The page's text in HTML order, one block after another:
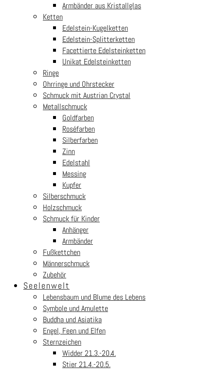
Armbänder aus Kristallglas
Ketten
Edelstein-Kugelketten
Edelstein-Splitterketten
Facettierte Edelsteinketten
Unikat Edelsteinketten
Ringe
Ohrringe und Ohrstecker
Schmuck mit Austrian Crystal
Metallschmuck
Goldfarben
Roséfarben
Silberfarben
Zinn
Edelstahl
Messing
Kupfer
Silberschmuck
Holzschmuck
Schmuck für Kinder
Anhänger
Armbänder
Fußkettchen
Männerschmuck
Zubehör
Seelenwelt
Lebensbaum und Blume des Lebens
Symbole und Amulette
Buddha und Asiatika
Engel, Feen und Elfen
Sternzeichen
Widder 21.3.-20.4.
Stier 21.4.-20.5.